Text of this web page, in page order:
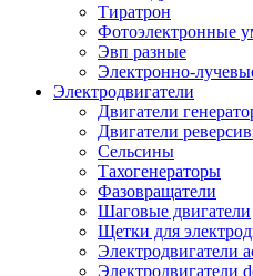
Тиратрон
Фотоэлектронные
Эвп разные
Электронно-
Электродвигатели
Двигатели
Двигатели
Сельсины
Тахогенераторы
Фазовращатели
Шаговые двигатели
Щетки для
Электродвигатели
Электродвигатели